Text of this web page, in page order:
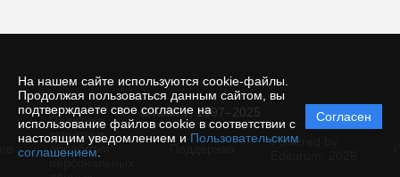
На нашем сайте используются cookie-файлы.
Продолжая пользоваться данным сайтом, вы
подтверждаете свое согласие на
использование файлов cookie в соответствии с
настоящим уведомлением и Пользовательским
соглашением
Согласен
© КемГУ, 1997–2025
Политика
защиты и
обработки
Powered by